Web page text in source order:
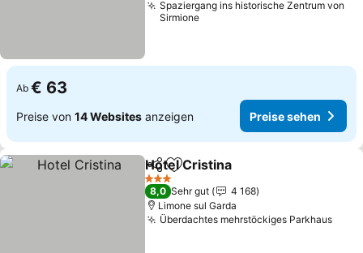
Spaziergang ins historische Zentrum von
Sirmione
Ab € 63
Preise von 14 Websites anzeigen Preise sehen
TeilenZu Favoriten hinzufügen
Hotel Cristina
3 Sterne
8,0 Sehr gut
4 168
Limone sul Garda
Überdachtes mehrstöckiges Parkhaus